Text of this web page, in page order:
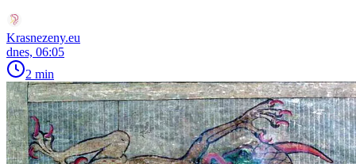
Krasnezeny.eu
dnes, 06:05
2 min